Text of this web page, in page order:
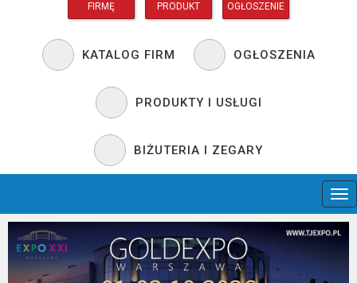
FIRMĘ PRODUKT OGŁOSZENIE
KATALOG FIRM OGŁOSZENIA
PRODUKTY I USŁUGI
BIŻUTERIA I ZEGARY